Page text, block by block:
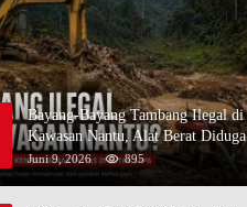
Bayang-Bayang Tambang Ilegal di
Kawasan Nantu, Alat Berat Diduga
Kembali Menembus Hutan Sapa
Juni 9, 2026 895